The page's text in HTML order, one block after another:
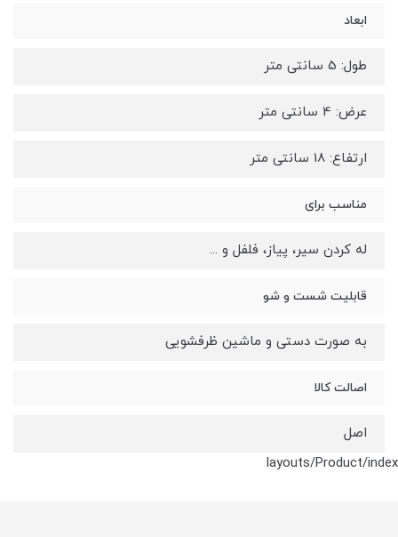
ابعاد
طول: 5 سانتی متر
عرض: 4 سانتی متر
ارتفاع: 18 سانتی متر
مناسب برای
له کردن سیر، پیاز، فلفل و ...
قابلیت شست و شو
به صورت دستی و ماشین ظرفشویی
اصالت کالا
اصل
layouts/Product/index